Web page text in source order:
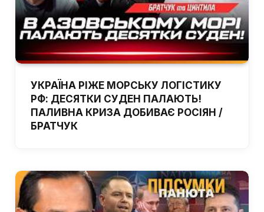
УКРАЇНА РІЖЕ МОРСЬКУ ЛОГІСТИКУ
РФ: ДЕСЯТКИ СУДЕН ПАЛАЮТЬ!
ПАЛИВНА КРИЗА ДОБИВАЄ РОСІЯН /
БРАТЧУК